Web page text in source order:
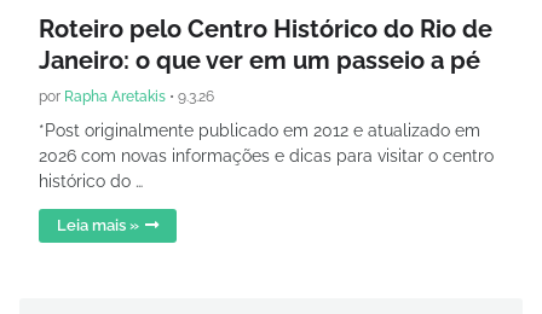
Roteiro pelo Centro Histórico do Rio de
Janeiro: o que ver em um passeio a pé
por Rapha Aretakis • 9.3.26
*Post originalmente publicado em 2012 e atualizado em
2026 com novas informações e dicas para visitar o centro
histórico do …
Leia mais »